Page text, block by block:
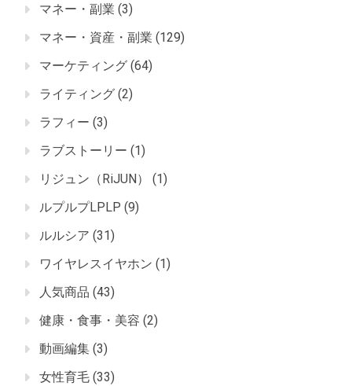
マネー・副業 (3)
マネー・資産・副業 (129)
マーケティング (64)
ライティング (2)
ラフィー (3)
ラブストーリー (1)
リジュン（RiJUN）
(1)
ルプルプLPLP (9)
ルルシア (31)
ワイヤレスイヤホン (1)
人気商品 (43)
健康・食事・美容 (2)
動画編集 (3)
女性育毛 (33)